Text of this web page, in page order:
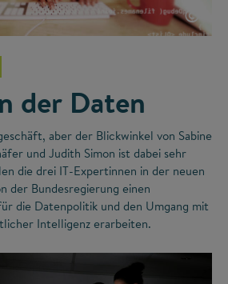
©
der Daten
aber der Blickwinkel von Sabine
und Judith Simon ist dabei sehr
die drei IT-Expertinnen in der neuen
der Bundesregierung einen
die Datenpolitik und den Umgang mit
Intelligenz erarbeiten.